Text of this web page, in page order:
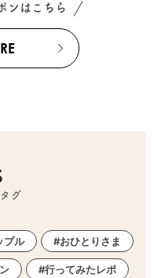
ンはこちら
グ
プル おひとりさま
行ってみたレポ